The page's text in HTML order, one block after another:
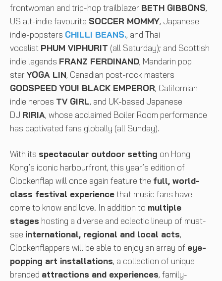
frontwoman and trip-hop trailblazer BETH GIBBONS,
US alt-indie favourite SOCCER MOMMY, Japanese
indie-popsters CHILLI BEANS., and Thai
vocalist PHUM VIPHURIT (all Saturday); and Scottish
indie legends FRANZ FERDINAND, Mandarin pop
starYOGA LIN, Canadian post-rock masters
GODSPEED YOU! BLACK EMPEROR, Californian
indie heroes TV GIRL, and UK-based Japanese
DJ RIRIA, whose acclaimed Boiler Room performance
has captivated fans globally (all Sunday).
With its spectacular outdoor setting on Hong
Kong’s iconic harbourfront, this year’s edition of
Clockenflap will once again feature the full, world-
class festival experiencethat music fans have
come to know and love. In addition to multiple
stages hosting a diverse and eclectic lineup of must-
see international, regional and local acts,
Clockenflappers will be able to enjoy an array of eye-
popping art installations, a collection of unique
branded attractions and experiences, family-